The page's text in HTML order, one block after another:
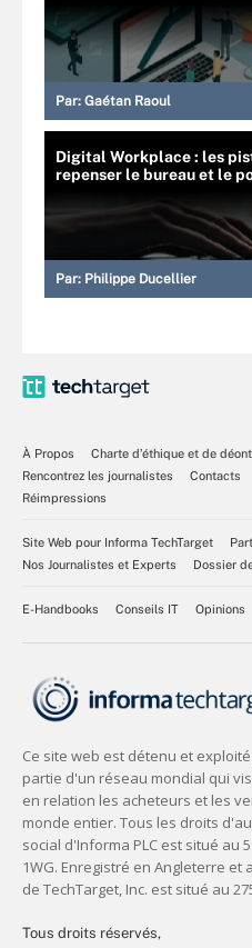
Par: Gaétan Raoul
Digital Workplace : les
repenser le bureau et le
Par: Philippe Ducellier
À Propos
Charte d’éthique et de
Rencontrez les journalistes
Contacts
Réimpressions
Site Web pour Informa TechTarget
Nos Journalistes et Experts
Dossier
E-Handbooks Conseils IT Opinions
Tous droits réservés,